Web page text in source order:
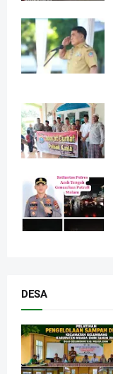
DESA